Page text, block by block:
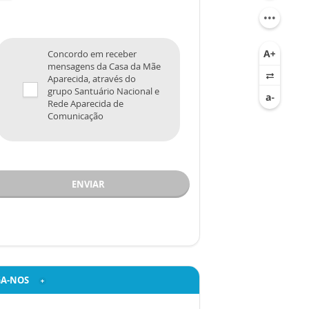
Concordo em receber
mensagens da Casa da Mãe
Aparecida, através do
grupo Santuário Nacional e
Rede Aparecida de
Comunicação
ENVIAR
NOS